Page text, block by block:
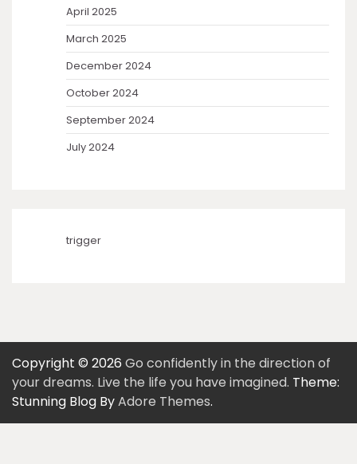
April 2025
March 2025
December 2024
October 2024
September 2024
July 2024
trigger
Copyright © 2026 Go confidently in the direction of
your dreams. Live the life you have imagined. Theme:
Stunning Blog ByAdore Themes.